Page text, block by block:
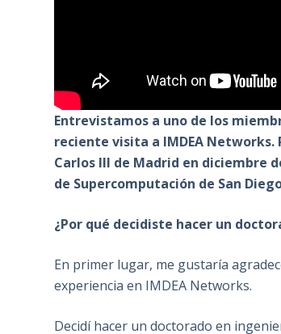
Entrevistamos a uno de los
reciente visita a IMDEA Networks.
Carlos III de Madrid en diciembre
de Supercomputación de San
¿Por qué decidiste hacer un
En primer lugar, me gustaría
experiencia en IMDEA Networks.
Decidí hacer un doctorado en